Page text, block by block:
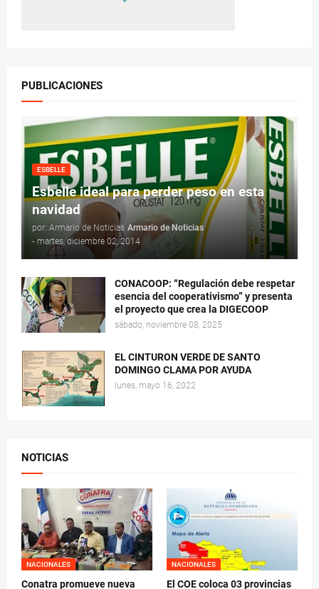
PUBLICACIONES
ESBELLE
Esbelle ideal para perder peso en esta
navidad
por: Armario de Noticias Armario de Noticias
- martes, diciembre 02, 2014
CONACOOP: “Regulación debe respetar
esencia del cooperativismo” y presenta
el proyecto que crea la DIGECOOP
sábado, noviembre 08, 2025
EL CINTURON VERDE DE SANTO
DOMINGO CLAMA POR AYUDA
lunes, mayo 16, 2022
NOTICIAS
NACIONALES
Conatra promueve nueva
NACIONALES
El COE coloca 03 provincias